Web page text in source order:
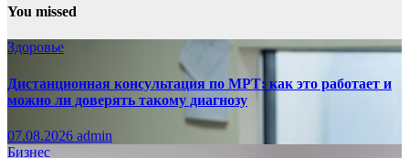
You missed
Здоровье
Дистанционная консультация по МРТ: как это работает и
можно ли доверять такому диагнозу
07.08.2026 admin
Бизнес